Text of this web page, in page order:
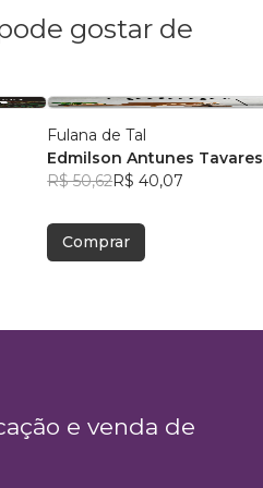
gostar de
Fulana de Tal
Edmilson Antunes Tavares
R$ 50,62R$ 40,07
Comprar
e venda de